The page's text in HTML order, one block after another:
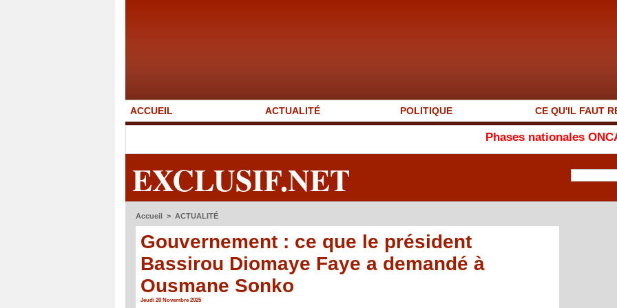
ACCUEIL ACTUALITÉ POLITIQUE CE QU'IL FAUT
Phases nationales ONCAV 2026 :
EXCLUSIF.NET
Accueil > ACTUALITÉ
Gouvernement : ce que le président
Bassirou Diomaye Faye a demandé à
Ousmane Sonko
Jeudi 20 Novembre 2025